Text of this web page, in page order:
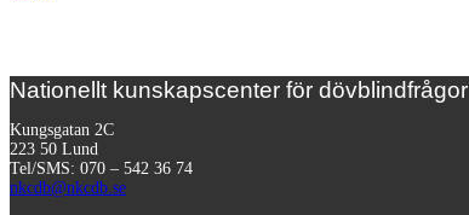
Nationellt kunskapscenter för dövblindfrågor
Kungsgatan 2C
223 50 Lund
Tel/SMS: 070 – 542 36 74
nkcdb@nkcdb.se